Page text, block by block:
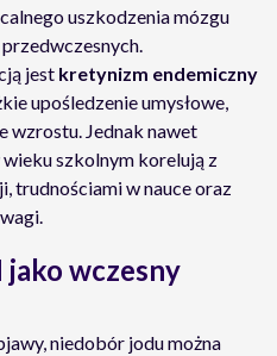
uszkodzenia mózgu
jest kretynizm endemiczny
upośledzenie umysłowe,
wzrostu. Jednak nawet
szkolnym korelują z
trudnościami w nauce oraz
jako wczesny
niedobór jodu można